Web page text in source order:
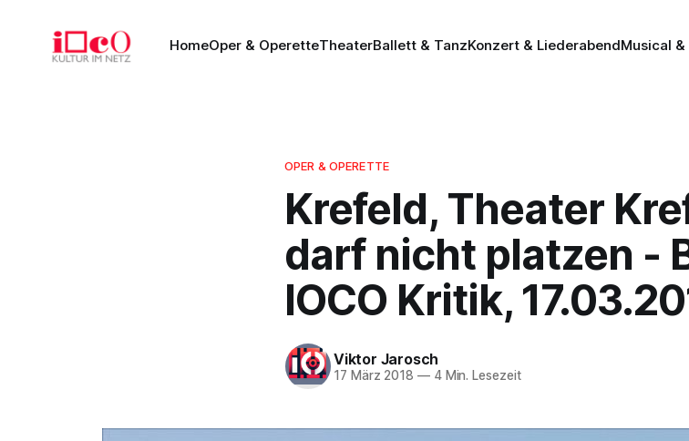
HomeOper & OperetteTheaterBallett & TanzKonzert & LiederabendMusical &
OPER & OPERETTE
Krefeld, Theater
darf nicht platzen -
IOCO Kritik,
Viktor Jarosch
17 März 2018 —4 Min. Lesezeit